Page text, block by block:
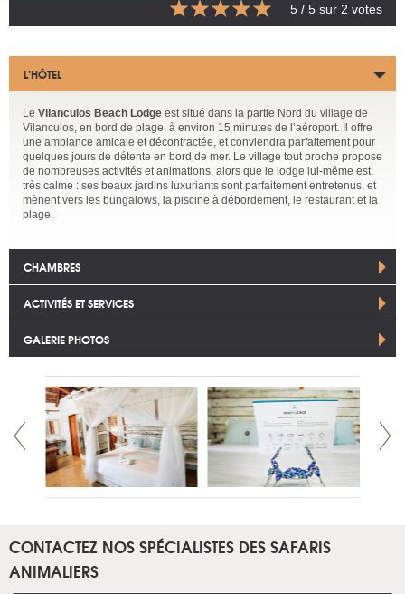
5 / 5 sur 2 votes
L’HÔTEL
Le Vilanculos Beach Lodge est situé dans la partie Nord du village de
Vilanculos, en bord de plage, à environ 15 minutes de l’aéroport. Il offre
une ambiance amicale et décontractée, et conviendra parfaitement pour
quelques jours de détente en bord de mer. Le village tout proche propose
de nombreuses activités et animations, alors que le lodge lui-même est
très calme : ses beaux jardins luxuriants sont parfaitement entretenus, et
mènent vers les bungalows, la piscine à débordement, le restaurant et la
plage.
CHAMBRES
ACTIVITÉS ET SERVICES
GALERIE PHOTOS
CONTACTEZ NOS SPÉCIALISTES DES SAFARIS
ANIMALIERS